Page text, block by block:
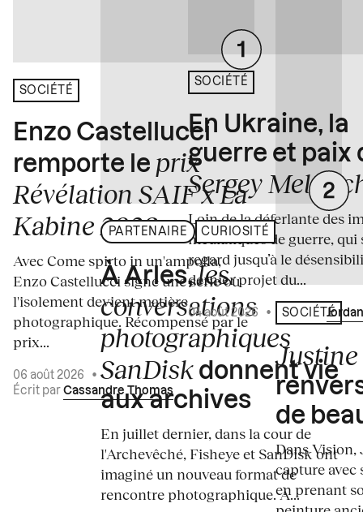
SOCIÉTÉ
Enzo Castellucci
remporte le prix
Révélation SAIF x La
Kabine 2026
Avec Come spirto in un'ampolla,
Enzo Castellucci signe une série où
l'isolement devient matière
photographique. Récompensé par le
prix...
06 août 2026
•
Écrit par Cassandre Thomas
PARTENAIRE CURIOSITÉ
À Arles,les
conversations
photographiques
SanDisk donnent vie
aux archives
En juillet dernier, dans la cour de
l'Archevêché, Fisheye et SanDisk ont
imaginé un nouveau format de
rencontre photographique. À...
SOCIÉTÉ
En Ukraine, la
guerre et paix
Sergey
Loin de la déferlante des
médiatiques de guerre, qui
regard jusqu’à le
dernier projet du...
04 août 2026 • Écrit par
SOCIÉTÉ
de
Dans
capture avec
en prenant